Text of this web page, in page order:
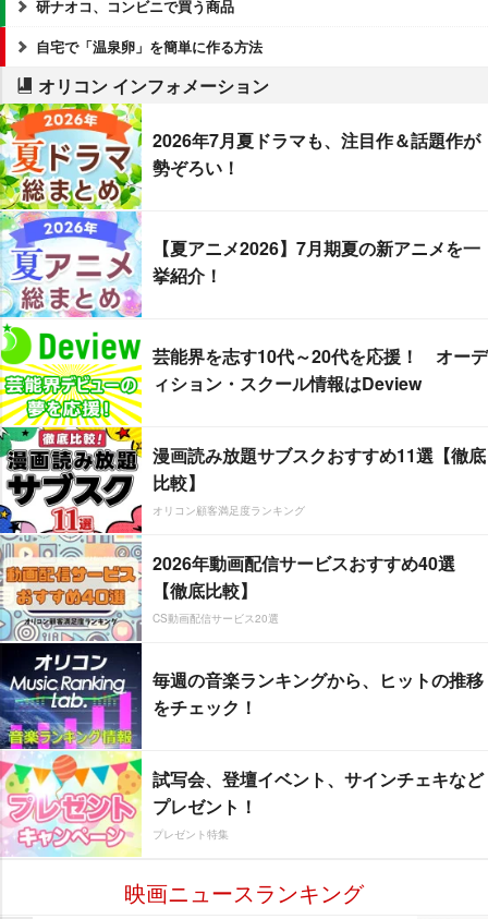
研ナオコ、コンビニで買う商品
自宅で「温泉卵」を簡単に作る方法
オリコン インフォメーション
2026年7月夏ドラマも、注目作＆話題作が
勢ぞろい！
【夏アニメ2026】7月期夏の新アニメを一
挙紹介！
芸能界を志す10代～20代を応援！ オーデ
ィション・スクール情報はDeview
漫画読み放題サブスクおすすめ11選【徹底
比較】
オリコン顧客満足度ランキング
2026年動画配信サービスおすすめ40選
【徹底比較】
CS動画配信サービス20選
毎週の音楽ランキングから、ヒットの推移
をチェック！
試写会、登壇イベント、サインチェキなど
プレゼント！
プレゼント特集
映画ニュースランキング